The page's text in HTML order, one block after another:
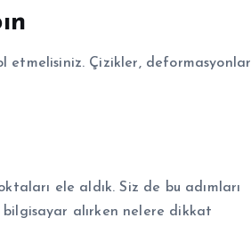
etmelisiniz. Çizikler, deformasyonlar
ele aldık. Siz de bu adımları
alırken nelere dikkat